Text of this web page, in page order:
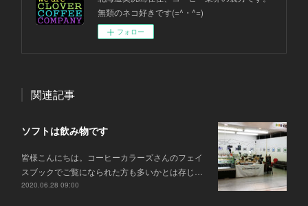
無類のネコ好きです(=^・^=)
フォロー
関連記事
ソフトは飲み物です
皆様こんにちは。コーヒーカラーズさんのフェイ
スブックでご覧になられた方も多いかとは存じ…
2020.06.28 09:00